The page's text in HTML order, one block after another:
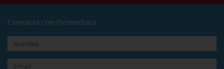
Contacta con Pictoeduca